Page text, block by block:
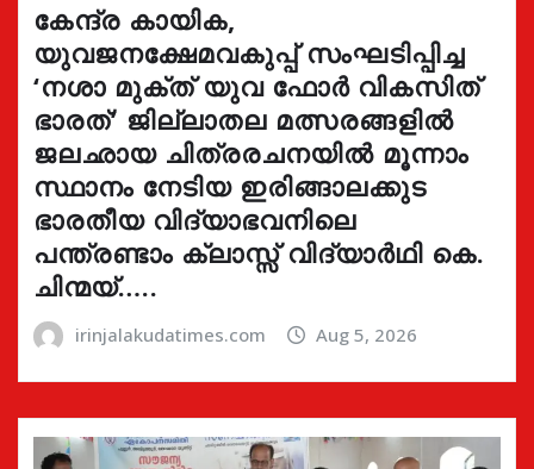
കേന്ദ്ര കായിക,
യുവജനക്ഷേമവകുപ്പ് സംഘടിപ്പിച്ച
‘നശാ മുക്ത് യുവ ഫോർ വികസിത്
ഭാരത്’ ജില്ലാതല മത്സരങ്ങളിൽ
ജലഛായ ചിത്രരചനയിൽ മൂന്നാം
സ്ഥാനം നേടിയ ഇരിങ്ങാലക്കുട
ഭാരതീയ വിദ്യാഭവനിലെ
പന്ത്രണ്ടാം ക്ലാസ്സ് വിദ്യാർഥി കെ.
ചിന്മയ്…..
irinjalakudatimes.com Aug 5, 2026